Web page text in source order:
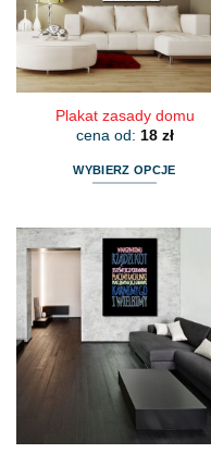
wybrać
na
stronie
produktu
Plakat zasady domu
cena od: 18 zł
WYBIERZ OPCJE
ma
wiele
wariantów.
Opcje
można
wybrać
na
stronie